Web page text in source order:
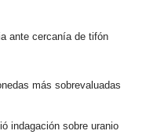
ante cercanía de tifón
más sobrevaluadas
indagación sobre uranio